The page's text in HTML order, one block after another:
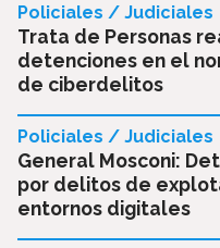
Trata de Personas
detenciones en el
de ciberdelitos
Policiales / Judiciales
General Mosconi:
por delitos de
entornos digitales
Policiales / Judiciales